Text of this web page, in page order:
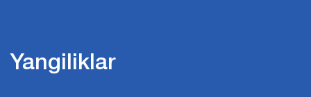
Yangiliklar